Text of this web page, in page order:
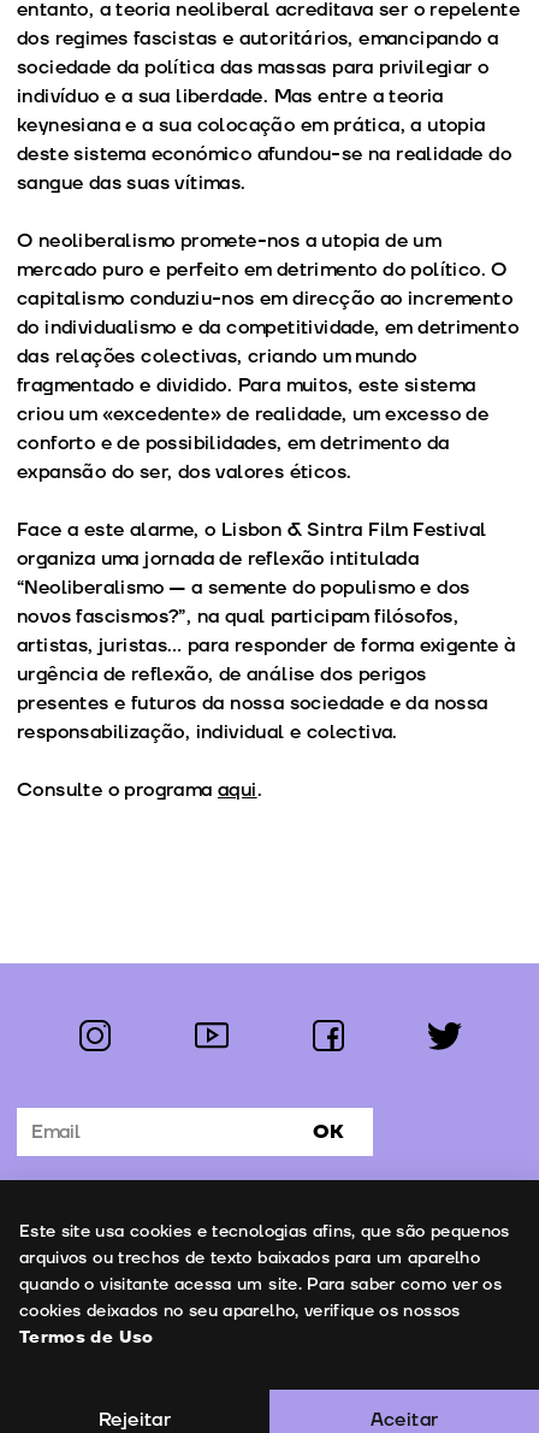
entanto, a teoria neoliberal acreditava ser o repelente
dos regimes fascistas e autoritários, emancipando a
sociedade da política das massas para privilegiar o
indivíduo e a sua liberdade. Mas entre a teoria
keynesiana e a sua colocação em prática, a utopia
deste sistema económico afundou-se na realidade do
sangue das suas vítimas.
O neoliberalismo promete-nos a utopia de um
mercado puro e perfeito em detrimento do político. O
capitalismo conduziu-nos em direcção ao incremento
do individualismo e da competitividade, em detrimento
das relações colectivas, criando um mundo
fragmentado e dividido. Para muitos, este sistema
criou um «excedente» de realidade, um excesso de
conforto e de possibilidades, em detrimento da
expansão do ser, dos valores éticos.
Face a este alarme, o Lisbon & Sintra Film Festival
organiza uma jornada de reflexão intitulada
“Neoliberalismo — a semente do populismo e dos
novos fascismos?”, na qual participam filósofos,
artistas, juristas… para responder de forma exigente à
urgência de reflexão, de análise dos perigos
presentes e futuros da nossa sociedade e da nossa
responsabilização, individual e colectiva.
Consulte o programa aqui.
Segue-nos:
instagram youtube facebook twitter
Subscrever Newsletter OK
Contactos
Copyright © 2026 | Leopardo Filmes Termos de Uso
Este site usa cookies e tecnologias afins, que são pequenos
arquivos ou trechos de texto baixados para um aparelho
quando o visitante acessa um site. Para saber como ver os
cookies deixados no seu aparelho, verifique os nossos
Termos de Uso
Aceitar
Rejeitar